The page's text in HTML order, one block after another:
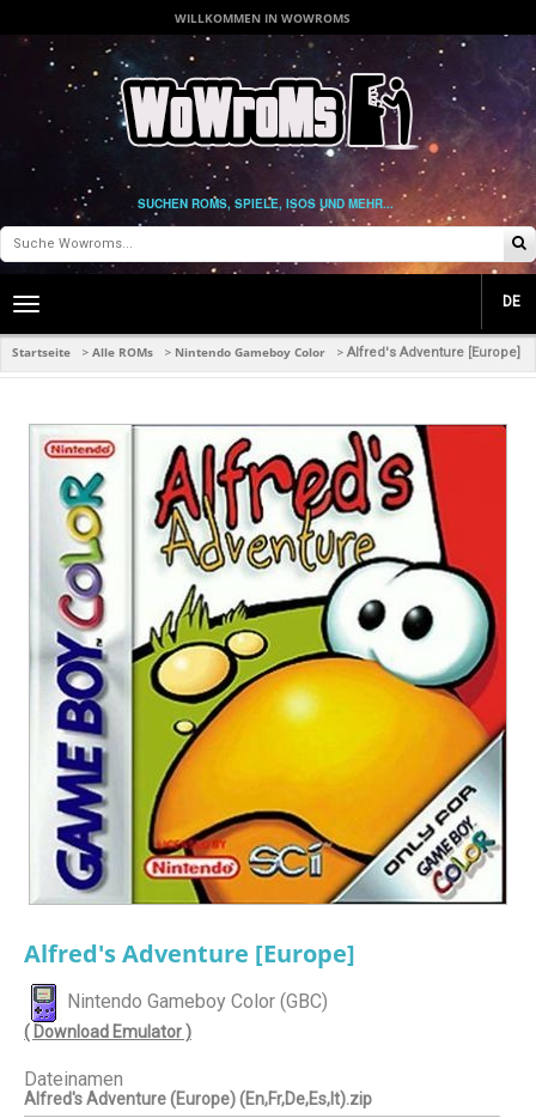
WILLKOMMEN IN WOWROMS
SUCHEN ROMS, SPIELE, ISOS UND MEHR...
Toggle
navigation
DE
Startseite > Alle ROMs > Nintendo Gameboy Color > Alfred's Adventure [Europe]
Alfred's Adventure [Europe]
Nintendo Gameboy Color (GBC)
( Download Emulator )
Dateinamen
Alfred's Adventure (Europe) (En,Fr,De,Es,It).zip